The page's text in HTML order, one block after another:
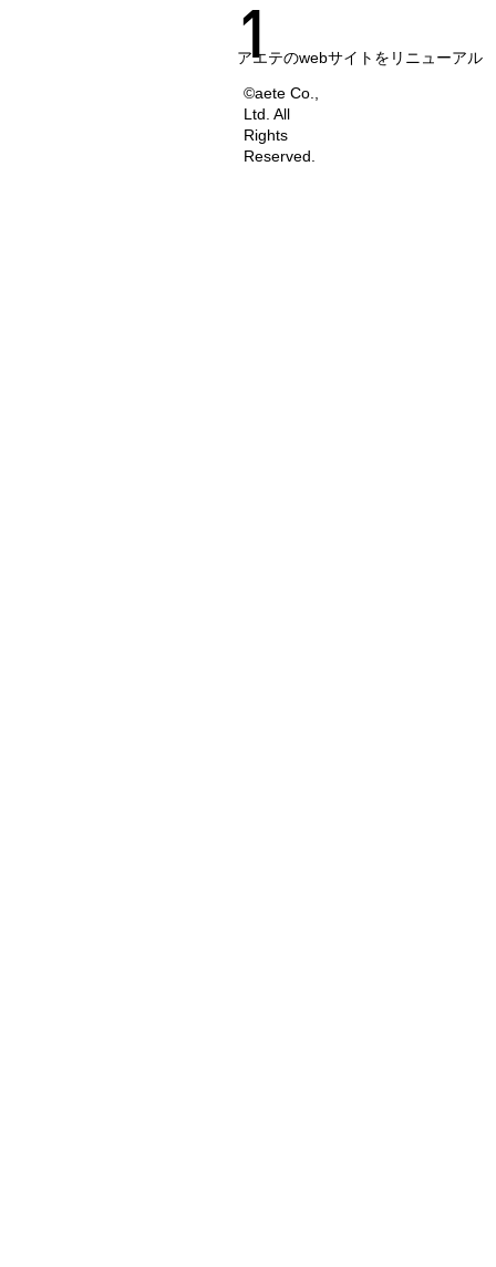
アエテのwebサイトをリニューアル
1
©aete Co.,
Ltd. All
Rights
Reserved.